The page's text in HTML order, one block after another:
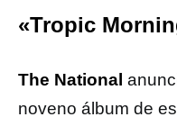
«Tropic
The National
noveno álbum de